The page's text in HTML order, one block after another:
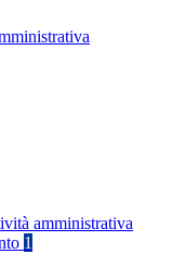
amministrativa
1